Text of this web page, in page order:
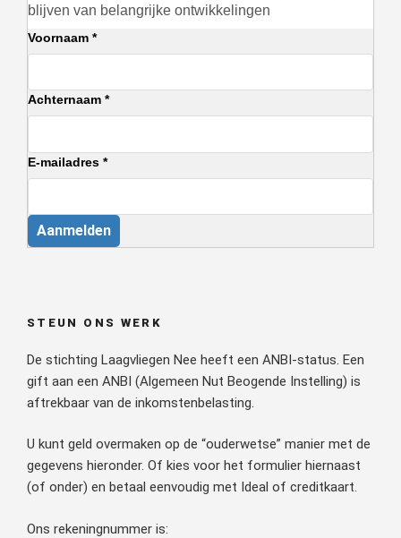
blijven van belangrijke ontwikkelingen
Voornaam *
Achternaam *
E-mailadres *
Aanmelden
STEUN ONS WERK
De stichting Laagvliegen Nee heeft een ANBI-status. Een
gift aan een ANBI (Algemeen Nut Beogende Instelling) is
aftrekbaar van de inkomstenbelasting.
U kunt geld overmaken op de “ouderwetse” manier met de
gegevens hieronder. Of kies voor het formulier hiernaast
(of onder) en betaal eenvoudig met Ideal of creditkaart.
Ons rekeningnummer is: